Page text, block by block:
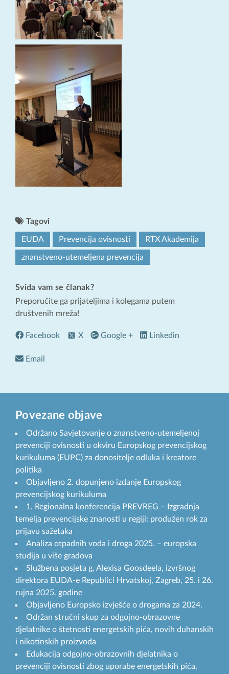
Tagovi
EUDA Prevencija ovisnosti RTX Akademija
znanstveno-utemeljena prevencija
Sviđa vam se članak?
Preporučite ga prijateljima i kolegama putem
društvenih mreža!
Facebook X Google + Linkedin
Email
Povezane objave
Održano Savjetovanje o znanstveno-utemeljenoj
prevenciji ovisnosti u okviru Europskog prevencijskog
kurikuluma (EUPC) za donositelje odluka i kreatore
politika
Objavljeno 2. dopunjeno izdanje Europskog
prevencijskog kurikuluma
1. Regionalna konferencija PREVREG – Izgradnja
temelja prevencijske znanosti u regiji: produžen rok za
prijavu sažetaka
Analiza otpadnih voda i droga 2025. – europska
studija u više gradova
Službena posjeta g. Alexisa Goosdeela, izvršnog
direktora EUDA-e Republici Hrvatskoj, Zagreb, 25. i 26.
rujna 2025. godine
Objavljeno Europsko izvješće o drogama za 2024.
Održan stručni skup za odgojno-obrazovne
djelatnike o štetnosti energetskih pića, novih duhanskih
i nikotinskih proizvoda
Edukacija odgojno-obrazovnih djelatnika o
prevenciji ovisnosti zbog uporabe energetskih pića,